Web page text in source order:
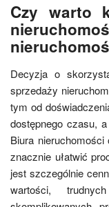
Czy warto
Decyzja o
sprzedaży
tym od
dostępnego czasu,
Biura
znacznie ułatwić
jest szczególnie
wartości,